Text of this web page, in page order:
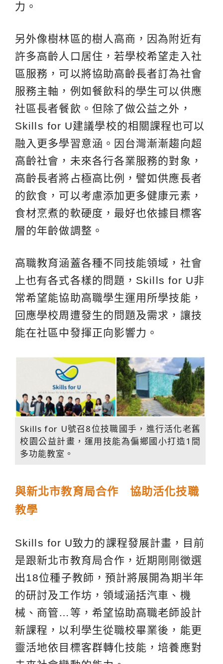
力。
另外像樹林區的樹人高商，因為附近有
許多高齡人口居住，若學校希望走入社
區服務，可以將協助高齡長者訂為社會
服務主軸，例如餐飲科的學生可以供應
社區長者餐飲。但除了做公益之外，
Skills for U建議學校的相關課程也可以
融入更多學習意涵。因台灣漸漸趨向超
高齡社會，未來各行各業服務的對象，
高齡長者將占極高比例，譬如供應長者
的飲食，可以考慮添加更多健康元素，
食材烹煮的軟硬度，最好也依據目標客
層的年齡做調整。
高職教育涵蓋各種不同技能領域，社會
上也有各式各樣的問題，Skills for U非
常希望能協助高職學生運用所學技能，
回應學校周遭發生的問題及需求，讓技
能在社區中發揮正向影響力。
Skills for U號召8位技職國手，進行活化老舊
校園公益計畫，運用技能為偏鄉國小打造1間
多功能教室。
與新北市教育局合作
協助活化技職
教學
Skills for U致力的課程發展計畫，目前
是跟新北市教育局合作，近期剛剛徵選
出18位種子教師，預計將展開為期半年
的研討及工作坊，領域涵括汽車、機
械、商管…等，希望協助高職老師設計
新課程，以利學生從職校畢業後，能更
靈活地依目標客群轉化技能，培養應對